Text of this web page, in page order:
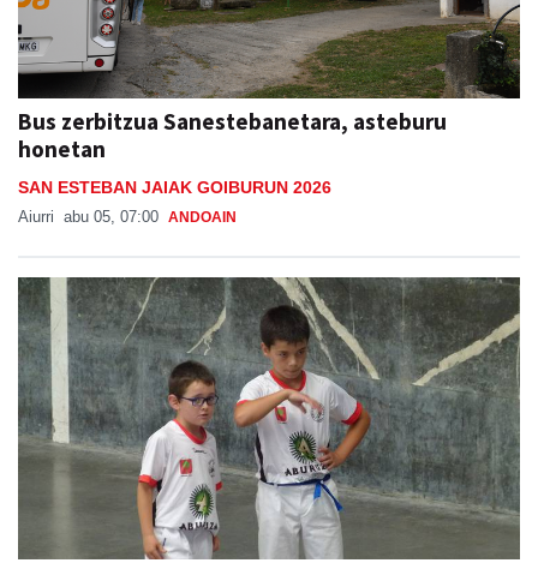
Bus zerbitzua Sanestebanetara, asteburu
honetan
SAN ESTEBAN JAIAK GOIBURUN 2026
Aiurri abu 05, 07:00 ANDOAIN